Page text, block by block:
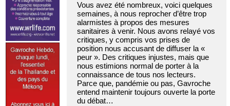
Vous avez été nombreux, voici quelques
semaines, à nous reprocher d’être trop
alarmistes à propos des mesures
sanitaires à venir. Nous avons relayé vos
critiques, y compris vos prises de
position nous accusant de diffuser la «
peur ». Des critiques injustes, mais que
nous estimions normal de porter à la
connaissance de tous nos lecteurs.
Parce que, pandémie ou pas, Gavroche
entend maintenir toujours ouverte la porte
du débat…